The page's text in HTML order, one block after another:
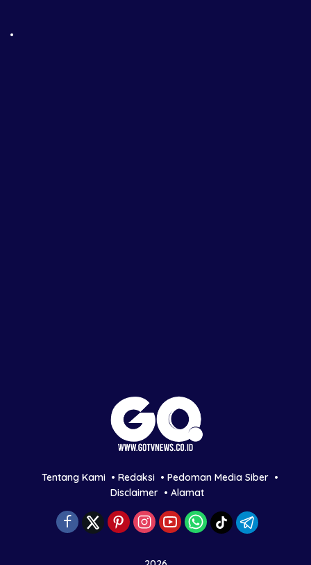
Tentang Kami Redaksi
Pedoman Media Siber
Disclaimer
Alamat